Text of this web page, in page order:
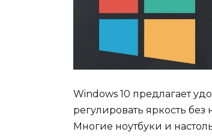
Windows 10 предлагает
регулировать яркость
Многие ноутбуки и